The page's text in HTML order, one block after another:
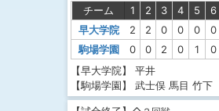
チーム 1 2 3 4 5 6
早大学院
2 2 0 0 0 0
駒場学園
0 0 2 0 1 0
【早大学院】
平井
【駒場学園】
武士俣 馬目 竹下